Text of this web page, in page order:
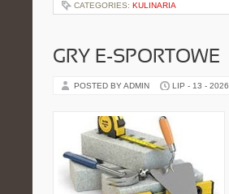
CATEGORIES: KULINARIA
GRY E-SPORTOWE
POSTED BY ADMIN LIP - 13 - 2026